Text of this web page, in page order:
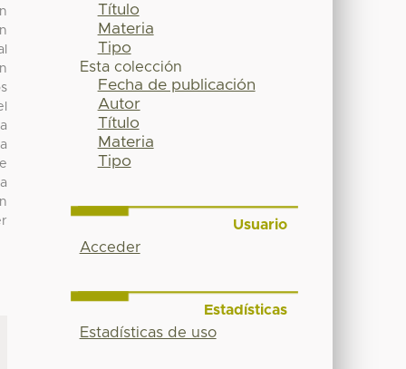
Título
Materia
Tipo
Esta colección
Fecha de publicación
Autor
Título
Materia
Tipo
Usuario
Acceder
Estadísticas
Estadísticas de uso